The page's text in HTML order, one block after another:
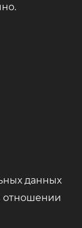
данных
отношении